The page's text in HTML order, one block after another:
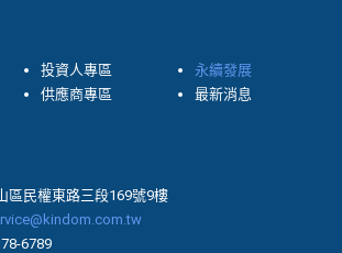
投資人專區
供應商專區
永續發展
最新消息
區民權東路三段169號9樓
6789